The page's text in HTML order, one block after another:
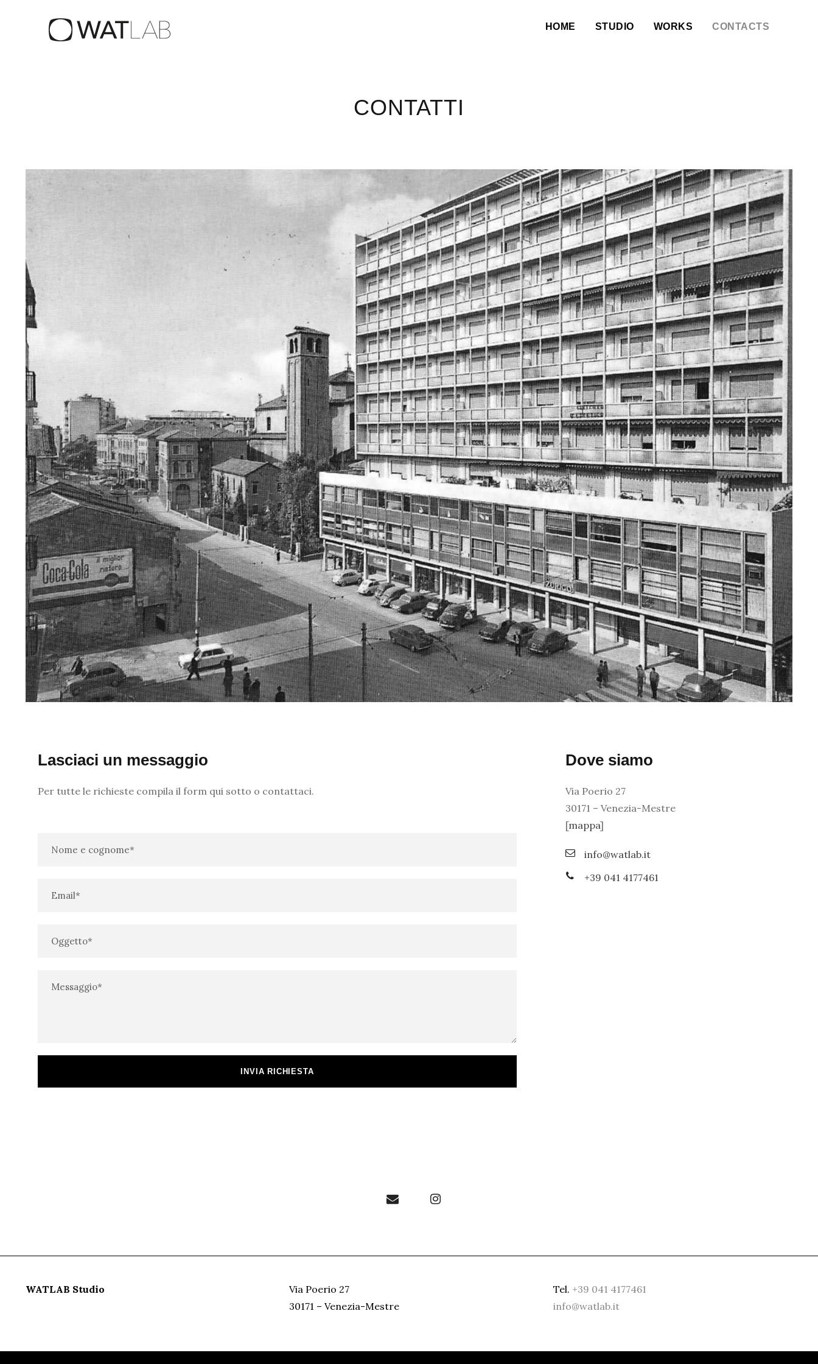
HOME STUDIO WORKS CONTACTS
CONTATTI
Lasciaci un messaggio
Per tutte le richieste compila il form qui sotto o contattaci.
Dove siamo
Via Poerio 27
30171 – Venezia-Mestre
[mappa]
info@watlab.it
+39 041 4177461
WATLAB Studio
Via Poerio 27
30171 – Venezia-Mestre
Tel. +39 041 4177461
info@watlab.it